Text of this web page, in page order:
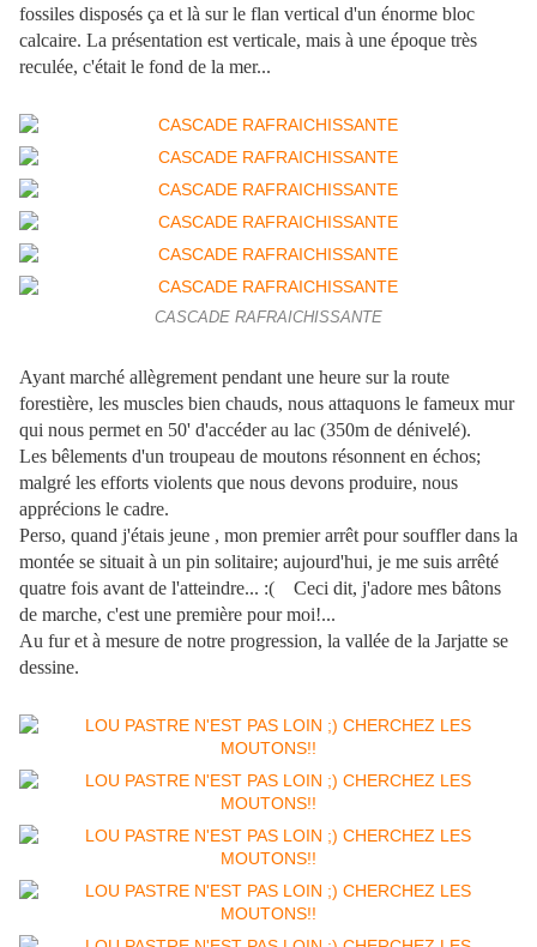
fossiles disposés ça et là sur le flan vertical d'un énorme bloc
calcaire. La présentation est verticale, mais à une époque très
reculée, c'était le fond de la mer...
CASCADE RAFRAICHISSANTE
Ayant marché allègrement pendant une heure sur la route
forestière, les muscles bien chauds, nous attaquons le fameux mur
qui nous permet en 50' d'accéder au lac (350m de dénivelé).
Les bêlements d'un troupeau de moutons résonnent en échos;
malgré les efforts violents que nous devons produire, nous
apprécions le cadre.
Perso, quand j'étais jeune , mon premier arrêt pour souffler dans la
montée se situait à un pin solitaire; aujourd'hui, je me suis arrêté
quatre fois avant de l'atteindre... :( Ceci dit, j'adore mes bâtons
de marche, c'est une première pour moi!...
Au fur et à mesure de notre progression, la vallée de la Jarjatte se
dessine.